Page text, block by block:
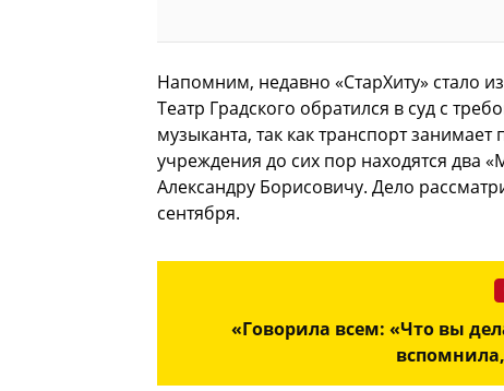
Напомним, недавно «СтарХиту» стало
Театр Градского обратился в суд с
музыканта, так как транспорт
учреждения до сих пор находятся два
Александру Борисовичу. Дело
сентября.
«Говорила всем: «Что вы